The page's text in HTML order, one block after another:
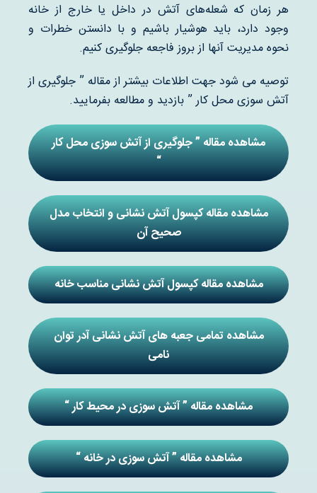
هر زمان که شعله‌های آتش در داخل یا خارج از خانه
وجود دارد، باید هوشیار باشیم و با دانستن خطرات و
نحوه مدیریت آنها از بروز فاجعه جلوگیری کنیم.
توصیه می شود جهت اطلاعات بیشتر از مقاله ” جلوگیری از
آتش سوزی محل کار ” بازدید و مطالعه بفرمایید.
مشاهده مقاله ” جلوگیری از آتش سوزی محل کار
“
مشاهده مقاله کپسول آتش نشانی و انتخاب مدل
صحیح آن
مشاهده مقاله کپسول آتش نشانی مناسب خانه
مشاهده تمامی جعبه های آتش نشانی آدر توان
نامی
مشاهده مقاله ” آتش سوزی در محیط کار “
مشاهده مقاله ” آتش سوزی در خانه “